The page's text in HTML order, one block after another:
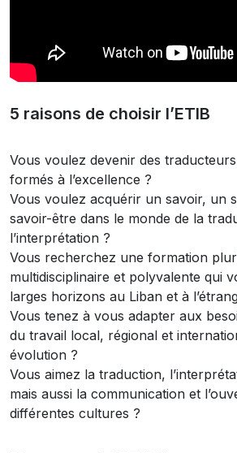
5 raisons de choisir l’ETIB
Vous voulez devenir des
formés à l’excellence ?
Vous voulez acquérir un savoir, un
savoir-être dans le monde de la
l’interprétation ?
Vous recherchez une formation
multidisciplinaire et polyvalente qui
larges horizons au Liban et à
Vous tenez à vous adapter aux
du travail local, régional et
évolution ?
Vous aimez la traduction,
mais aussi la communication et
différentes cultures ?